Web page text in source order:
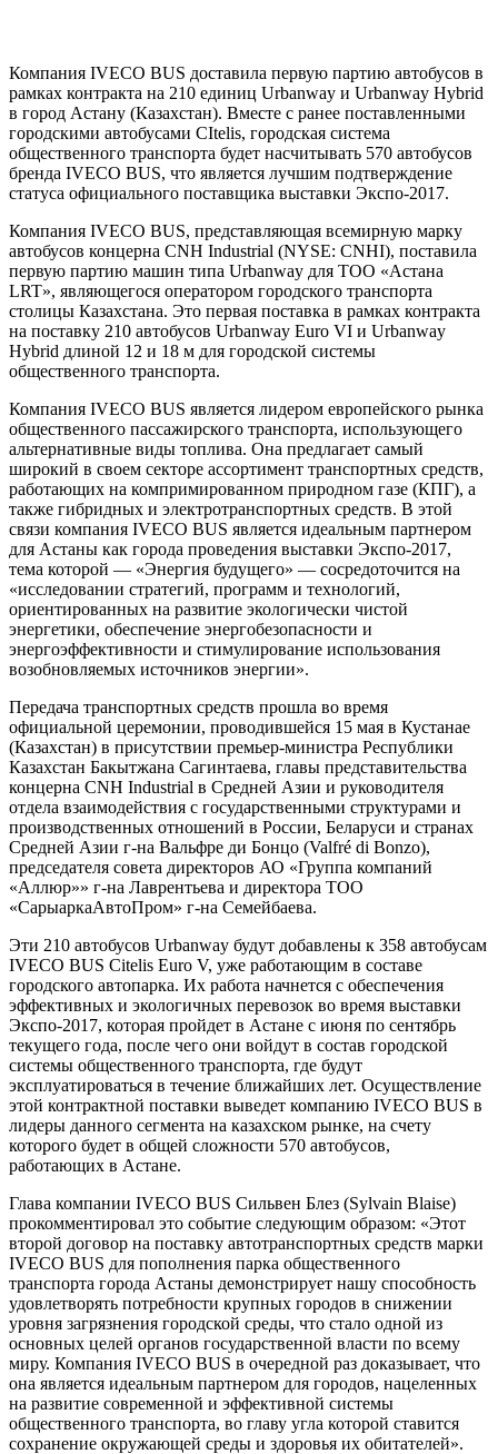
Компания IVECO BUS доставила первую партию автобусов в
рамках контракта на 210 единиц Urbanway и Urbanway Hybrid
в город Астану (Казахстан). Вместе с ранее поставленными
городскими автобусами CItelis, городская система
общественного транспорта будет насчитывать 570 автобусов
бренда IVECO BUS, что является лучшим подтверждение
статуса официального поставщика выставки Экспо-2017.
Компания IVECO BUS, представляющая всемирную марку
автобусов концерна CNH Industrial (NYSE: CNHI), поставила
первую партию машин типа Urbanway для ТОО «Астана
LRT», являющегося оператором городского транспорта
столицы Казахстана. Это первая поставка в рамках контракта
на поставку 210 автобусов Urbanway Euro VI и Urbanway
Hybrid длиной 12 и 18 м для городской системы
общественного транспорта.
Компания IVECO BUS является лидером европейского рынка
общественного пассажирского транспорта, использующего
альтернативные виды топлива. Она предлагает самый
широкий в своем секторе ассортимент транспортных средств,
работающих на компримированном природном газе (КПГ), а
также гибридных и электротранспортных средств. В этой
связи компания IVECO BUS является идеальным партнером
для Астаны как города проведения выставки Экспо-2017,
тема которой ― «Энергия будущего» ― сосредоточится на
«исследовании стратегий, программ и технологий,
ориентированных на развитие экологически чистой
энергетики, обеспечение энергобезопасности и
энергоэффективности и стимулирование использования
возобновляемых источников энергии».
Передача транспортных средств прошла во время
официальной церемонии, проводившейся 15 мая в Кустанае
(Казахстан) в присутствии премьер-министра Республики
Казахстан Бакытжана Сагинтаева, главы представительства
концерна CNH Industrial в Средней Азии и руководителя
отдела взаимодействия с государственными структурами и
производственных отношений в России, Беларуси и странах
Средней Азии г-на Вальфре ди Бонцо (Valfré di Bonzo),
председателя совета директоров АО «Группа компаний
«Аллюр»» г-на Лаврентьева и директора ТОО
«СарыаркаАвтоПром» г-на Семейбаева.
Эти 210 автобусов Urbanway будут добавлены к 358 автобусам
IVECO BUS Citelis Euro V, уже работающим в составе
городского автопарка. Их работа начнется с обеспечения
эффективных и экологичных перевозок во время выставки
Экспо-2017, которая пройдет в Астане с июня по сентябрь
текущего года, после чего они войдут в состав городской
системы общественного транспорта, где будут
эксплуатироваться в течение ближайших лет. Осуществление
этой контрактной поставки выведет компанию IVECO BUS в
лидеры данного сегмента на казахском рынке, на счету
которого будет в общей сложности 570 автобусов,
работающих в Астане.
Глава компании IVECO BUS Сильвен Блез (Sylvain Blaise)
прокомментировал это событие следующим образом: «Этот
второй договор на поставку автотранспортных средств марки
IVECO BUS для пополнения парка общественного
транспорта города Астаны демонстрирует нашу способность
удовлетворять потребности крупных городов в снижении
уровня загрязнения городской среды, что стало одной из
основных целей органов государственной власти по всему
миру. Компания IVECO BUS в очередной раз доказывает, что
она является идеальным партнером для городов, нацеленных
на развитие современной и эффективной системы
общественного транспорта, во главу угла которой ставится
сохранение окружающей среды и здоровья их обитателей».